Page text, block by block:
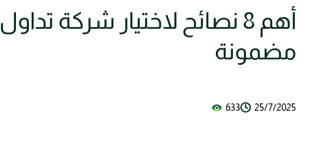
أهم 8 نصائح لاختيار شركة تداول
مضمونة
25/7/2025
633